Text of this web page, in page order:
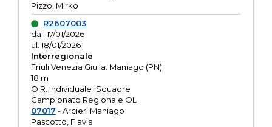
Pizzo, Mirko
R2607003
dal: 17/01/2026
al: 18/01/2026
Interregionale
Friuli Venezia Giulia: Maniago (PN)
18 m
O.R. Individuale+Squadre
Campionato Regionale OL
07017 - Arcieri Maniago
Pascotto, Flavia